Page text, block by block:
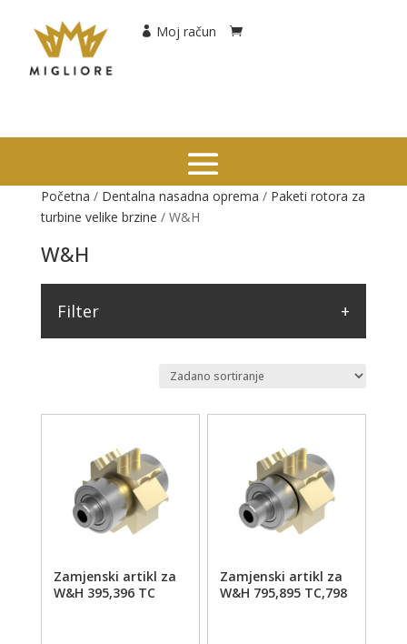
Moj račun
Početna / Dentalna nasadna oprema / Paketi rotora za
turbine velike brzine / W&H
W&H
Zamjenski artikl za
W&H 395,396 TC
Zamjenski artikl za
W&H 795,895 TC,798
Filter